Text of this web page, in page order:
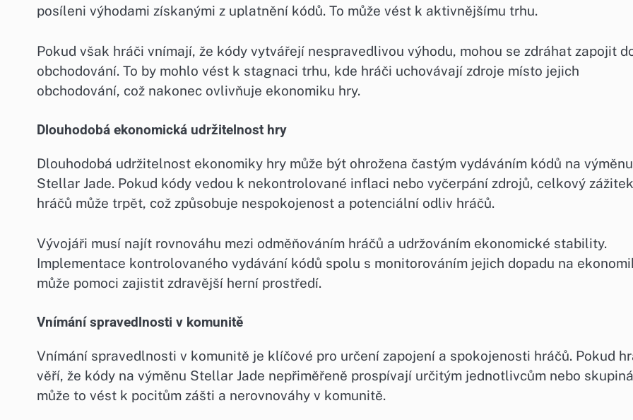
posíleni výhodami získanými z uplatnění kódů. To může vést k aktivnějšímu trhu.
Pokud však hráči vnímají, že kódy vytvářejí nespravedlivou výhodu, mohou se zdráhat zapojit
obchodování. To by mohlo vést k stagnaci trhu, kde hráči uchovávají zdroje místo jejich
obchodování, což nakonec ovlivňuje ekonomiku hry.
Dlouhodobá ekonomická udržitelnost hry
Dlouhodobá udržitelnost ekonomiky hry může být ohrožena častým vydáváním kódů na výměnu
Stellar Jade. Pokud kódy vedou k nekontrolované inflaci nebo vyčerpání zdrojů, celkový zážitek
hráčů může trpět, což způsobuje nespokojenost a potenciální odliv hráčů.
Vývojáři musí najít rovnováhu mezi odměňováním hráčů a udržováním ekonomické stability.
Implementace kontrolovaného vydávání kódů spolu s monitorováním jejich dopadu na
může pomoci zajistit zdravější herní prostředí.
Vnímání spravedlnosti v komunitě
Vnímání spravedlnosti v komunitě je klíčové pro určení zapojení a spokojenosti hráčů. Pokud
věří, že kódy na výměnu Stellar Jade nepřiměřeně prospívají určitým jednotlivcům nebo
může to vést k pocitům zášti a nerovnováhy v komunitě.